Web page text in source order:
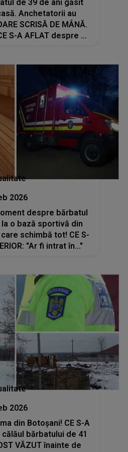
de 39 de ani găsit
Anchetatorii au
SCRISĂ DE MÂNĂ.
S-A AFLAT despre el
2026
despre bărbatul
o bază sportivă din
schimbă tot! CE S-
"Ar fi intrat în..."
2026
din Botoşani! CE S-A
bărbatului de 41
VĂZUT înainte de